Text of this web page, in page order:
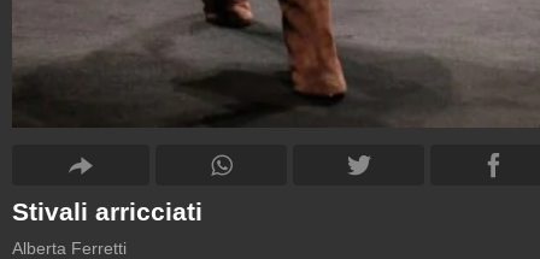
Stivali arricciati
Alberta Ferretti